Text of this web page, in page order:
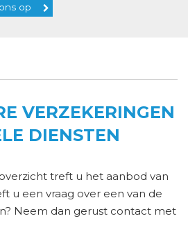
op
VERZEKERINGEN
DIENSTEN
treft u het aanbod van
u een vraag over een van de
Neem dan gerust contact met